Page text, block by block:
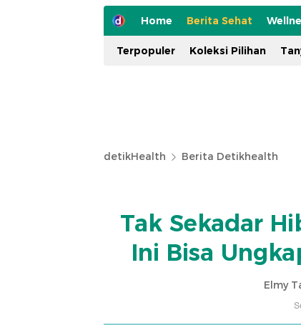
Home Berita Sehat
Terpopuler Koleksi Pilihan
detikHealth Berita Detikhealth
Tak Sekadar
Ini Bisa
Elmy